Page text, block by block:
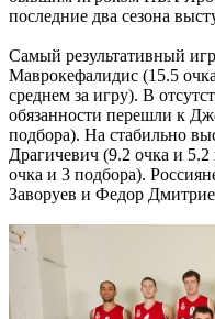
последние два сезона
Самый результативный
Маврокефалидис (15.5
среднем за игру). В
обязанности перешли к
подбора). На стабильно
Драгичевич (9.2 очка и
очка и 3 подбора).
Заворуев и Федор